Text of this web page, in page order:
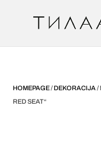
HOMEPAGE/DEKORACIJA /
RED SEAT“